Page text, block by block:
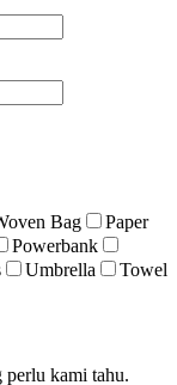
Bag
Paper
Powerbank
Umbrella
Towel
perlu kami tahu.